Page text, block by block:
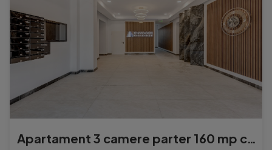
Apartament 3 camere parter 160 mp cu gradina